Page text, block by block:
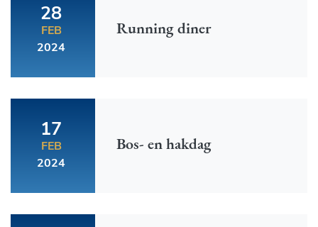
28
FEB
2024
Running diner
17
FEB
2024
Bos- en hakdag